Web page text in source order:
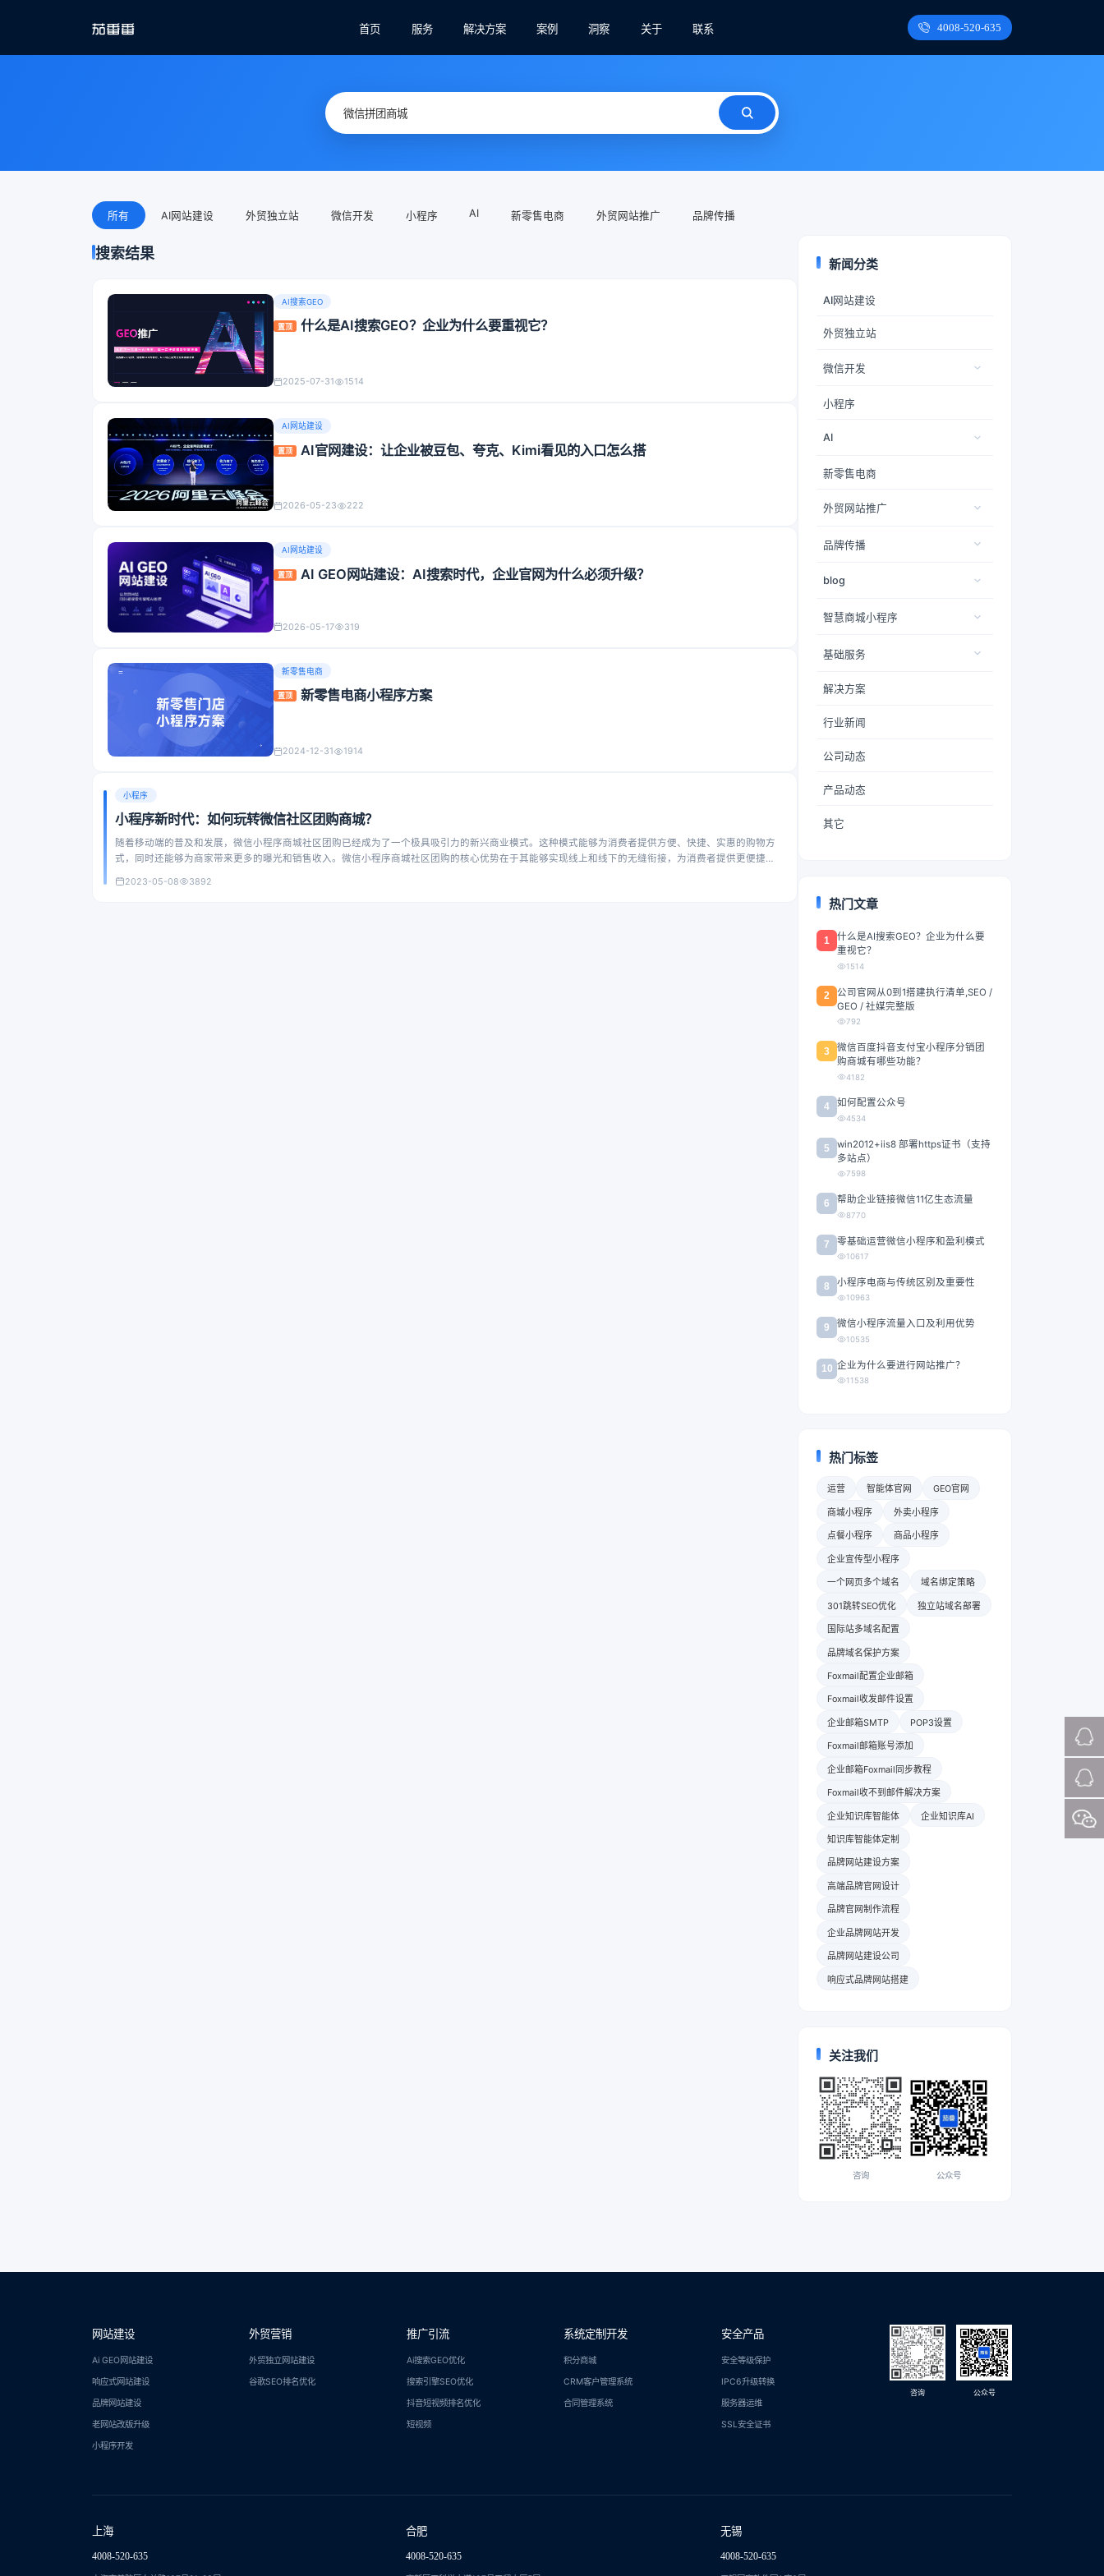
首页 服务 解决方案 案例 洞察 关于 联系 4008-520-635
所有 AI网站建设 外贸独立站 微信开发 小程序 AI 新零售电商 外贸网站推广 品牌传播
搜索结果
AI搜索GEO
置顶 什么是AI搜索GEO？企业为什么要重视它？
2025-07-31 1514
AI网站建设
置顶 AI官网建设：让企业被豆包、夸克、Kimi看见的入口怎么搭
2026-05-23 222
AI网站建设
置顶 AI GEO网站建设：AI搜索时代，企业官网为什么必须升级？
2026-05-17 319
新零售电商
置顶 新零售电商小程序方案
2024-12-31 1914
小程序
小程序新时代：如何玩转微信社区团购商城？
随着移动端的普及和发展，微信小程序商城社区团购已经成为了一个极具吸引力的新兴商业模式。这种模式能够为消费者提供方便、快捷、实惠的购物方
式，同时还能够为商家带来更多的曝光和销售收入。微信小程序商城社区团购的核心优势在于其能够实现线上和线下的无缝衔接，为消费者提供更便捷的
2023-05-08 3892
新闻分类
AI网站建设
外贸独立站
微信开发
小程序
AI
新零售电商
外贸网站推广
品牌传播
blog
智慧商城小程序
基础服务
解决方案
行业新闻
公司动态
产品动态
其它
热门文章
1
什么是AI搜索GEO？企业为什么要
重视它？
1514
2
公司官网从0到1搭建执行清单,SEO /
GEO / 社媒完整版
792
3
微信百度抖音支付宝小程序分销团
购商城有哪些功能？
4182
4 如何配置公众号
4534
5
win2012+iis8 部署https证书（支持
多站点）
7598
6 帮助企业链接微信11亿生态流量
8770
7 零基础运营微信小程序和盈利模式
10617
8 小程序电商与传统区别及重要性
10963
9 微信小程序流量入口及利用优势
10535
10 企业为什么要进行网站推广？
11538
热门标签
运营 智能体官网 GEO官网
商城小程序 外卖小程序
点餐小程序 商品小程序
企业宣传型小程序
一个网页多个域名 域名绑定策略
301跳转SEO优化 独立站域名部署
国际站多域名配置
品牌域名保护方案
Foxmail配置企业邮箱
Foxmail收发邮件设置
企业邮箱SMTP POP3设置
Foxmail邮箱账号添加
企业邮箱Foxmail同步教程
Foxmail收不到邮件解决方案
企业知识库智能体 企业知识库AI
知识库智能体定制
品牌网站建设方案
高端品牌官网设计
品牌官网制作流程
企业品牌网站开发
品牌网站建设公司
响应式品牌网站搭建
关注我们
咨询 公众号
网站建设
Ai GEO网站建设
响应式网站建设
品牌网站建设
老网站改版升级
小程序开发
外贸营销
外贸独立网站建设
谷歌SEO排名优化
推广引流
Ai搜索GEO优化
搜索引擎SEO优化
抖音短视频排名优化
短视频
系统定制开发
积分商城
CRM客户管理系统
合同管理系统
安全产品
安全等级保护
IPC6升级转换
服务器运维
SSL安全证书
咨询 公众号
上海
4008-520-635
合肥
4008-520-635
无锡
4008-520-635